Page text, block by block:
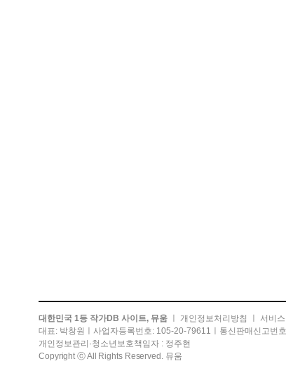
대한민국 1등 작가DB 사이트, 뮤움 개인정보처리방침 서비
대표: 박창원ㅣ사업자등록번호: 105-20-79611ㅣ통신판매신고번
개인정보관리·청소년보호책임자 : 정주현
Copyright ⓒ All Rights Reserved. 뮤움